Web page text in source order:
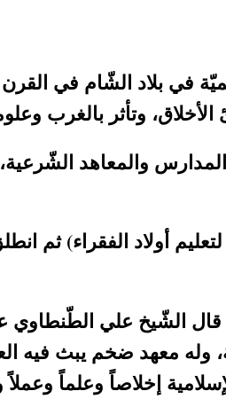
بلاد الشّام في القرن
وتأثر بالغرب
والمعاهد الشّرعية،
أولاد الفقراء)
الشّيخ علي الطّنطاوي
معهد ضخم يبث فيه
إخلاصاً وعلماً